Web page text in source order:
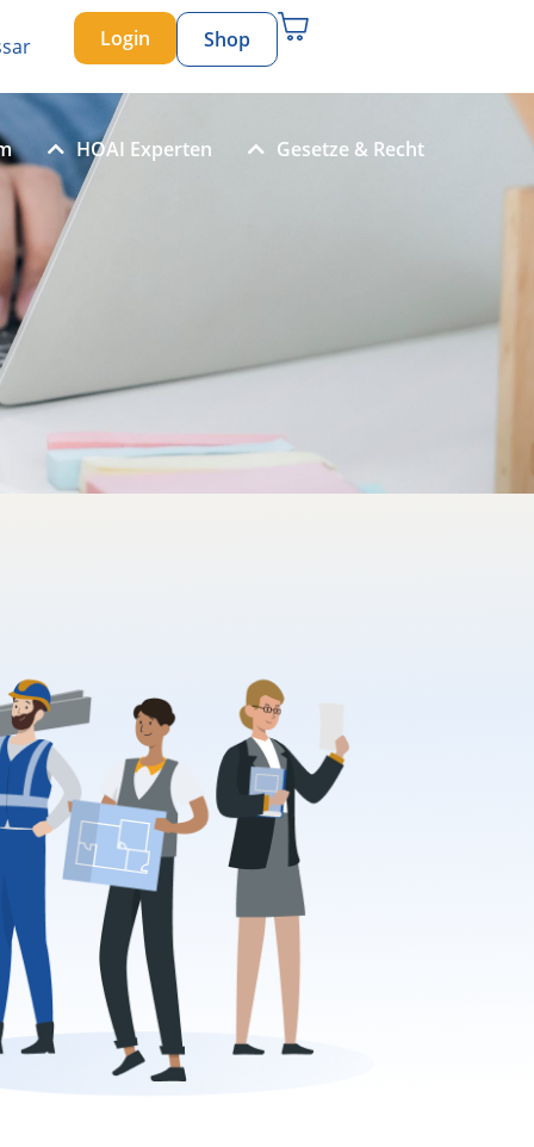
Login Shop
HOAI Experten Gesetze & Recht